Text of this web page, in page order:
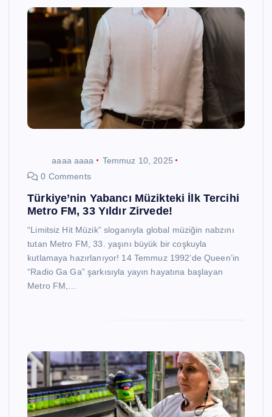
aaaa aaaa
Temmuz 10, 2025
0 Comments
Türkiye’nin Yabancı Müzikteki İlk Tercihi
Metro FM, 33 Yıldır Zirvede!
“Limitsiz Hit Müzik” sloganıyla global müziğin nabzını
tutan Metro FM, 33. yaşını büyük bir coşkuyla
kutlamaya hazırlanıyor! 14 Temmuz 1992’de Queen’in
“Radio Ga Ga” şarkısıyla yayın hayatına başlayan
Metro FM,…